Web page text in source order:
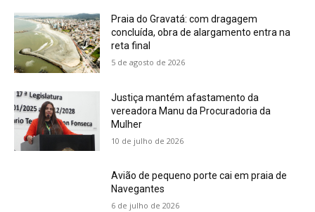
Praia do Gravatá: com dragagem
concluída, obra de alargamento entra na
reta final
5 de agosto de 2026
Justiça mantém afastamento da
vereadora Manu da Procuradoria da
Mulher
10 de julho de 2026
Avião de pequeno porte cai em praia de
Navegantes
6 de julho de 2026